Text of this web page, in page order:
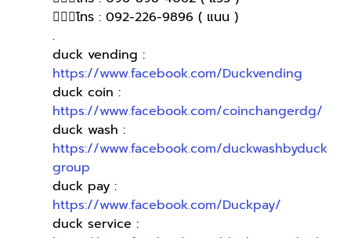
🙋🏻‍♀️โทร : 092-226-9896 ( แนน )
.
duck vending :
https://www.facebook.com/Duckvending
duck coin :
https://www.facebook.com/coinchangerdg/
duck wash :
https://www.facebook.com/duckwashbyduck
group
duck pay :
https://www.facebook.com/Duckpay/
duck service :